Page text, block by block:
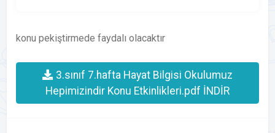
konu pekiştirmede faydalı olacaktır
3.sınıf 7.hafta Hayat Bilgisi Okulumuz
Hepimizindir Konu Etkinlikleri.pdf İNDİR